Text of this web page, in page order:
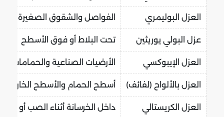
العزل البوليمري الفواصل والشقوق الصغيرة
عزل البولي يوريثين تحت البلاط أو فوق الأسطح
العزل الإيبوكسي الأرضيات الصناعية والحمامات
العزل بالألواح (لفائف) أسطح الحمام والأسطح الخارجية
العزل الكريستالي داخل الخرسانة أثناء الصب أو